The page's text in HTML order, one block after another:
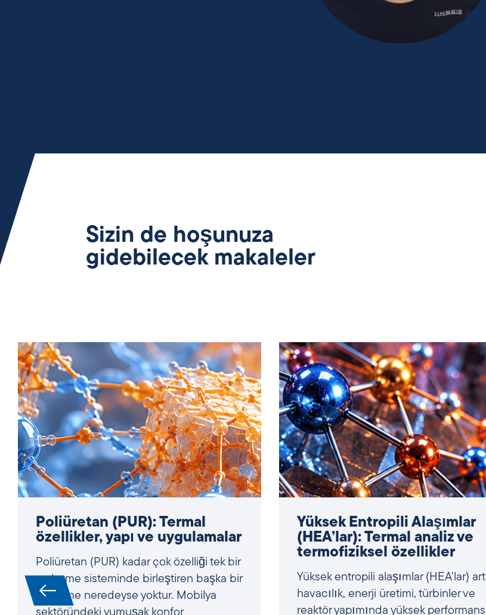
Sizin de hoşunuza
gidebilecek makaleler
Yüksek Entropili Alaşımlar
(HEA’lar): Termal analiz ve
termofiziksel özellikler
Yüksek entropili alaşımlar (HEA’lar) artık
havacılık, enerji üretimi, türbinler ve
reaktör yapımında yüksek performanslı
FEP floropolimer: termal
özellikler ve endüstriyel
uygulamalar
FEP (Florlu Etilen Propilen Kopolimer)
düşük sürtünme, mükemmel elektrik
yalıtımı ve yüksek optik netliği tek bir